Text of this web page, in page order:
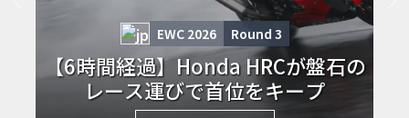
EWC 2026 Round 3
【6時間経過】Honda HRCが盤石の
レース運びで首位をキープ